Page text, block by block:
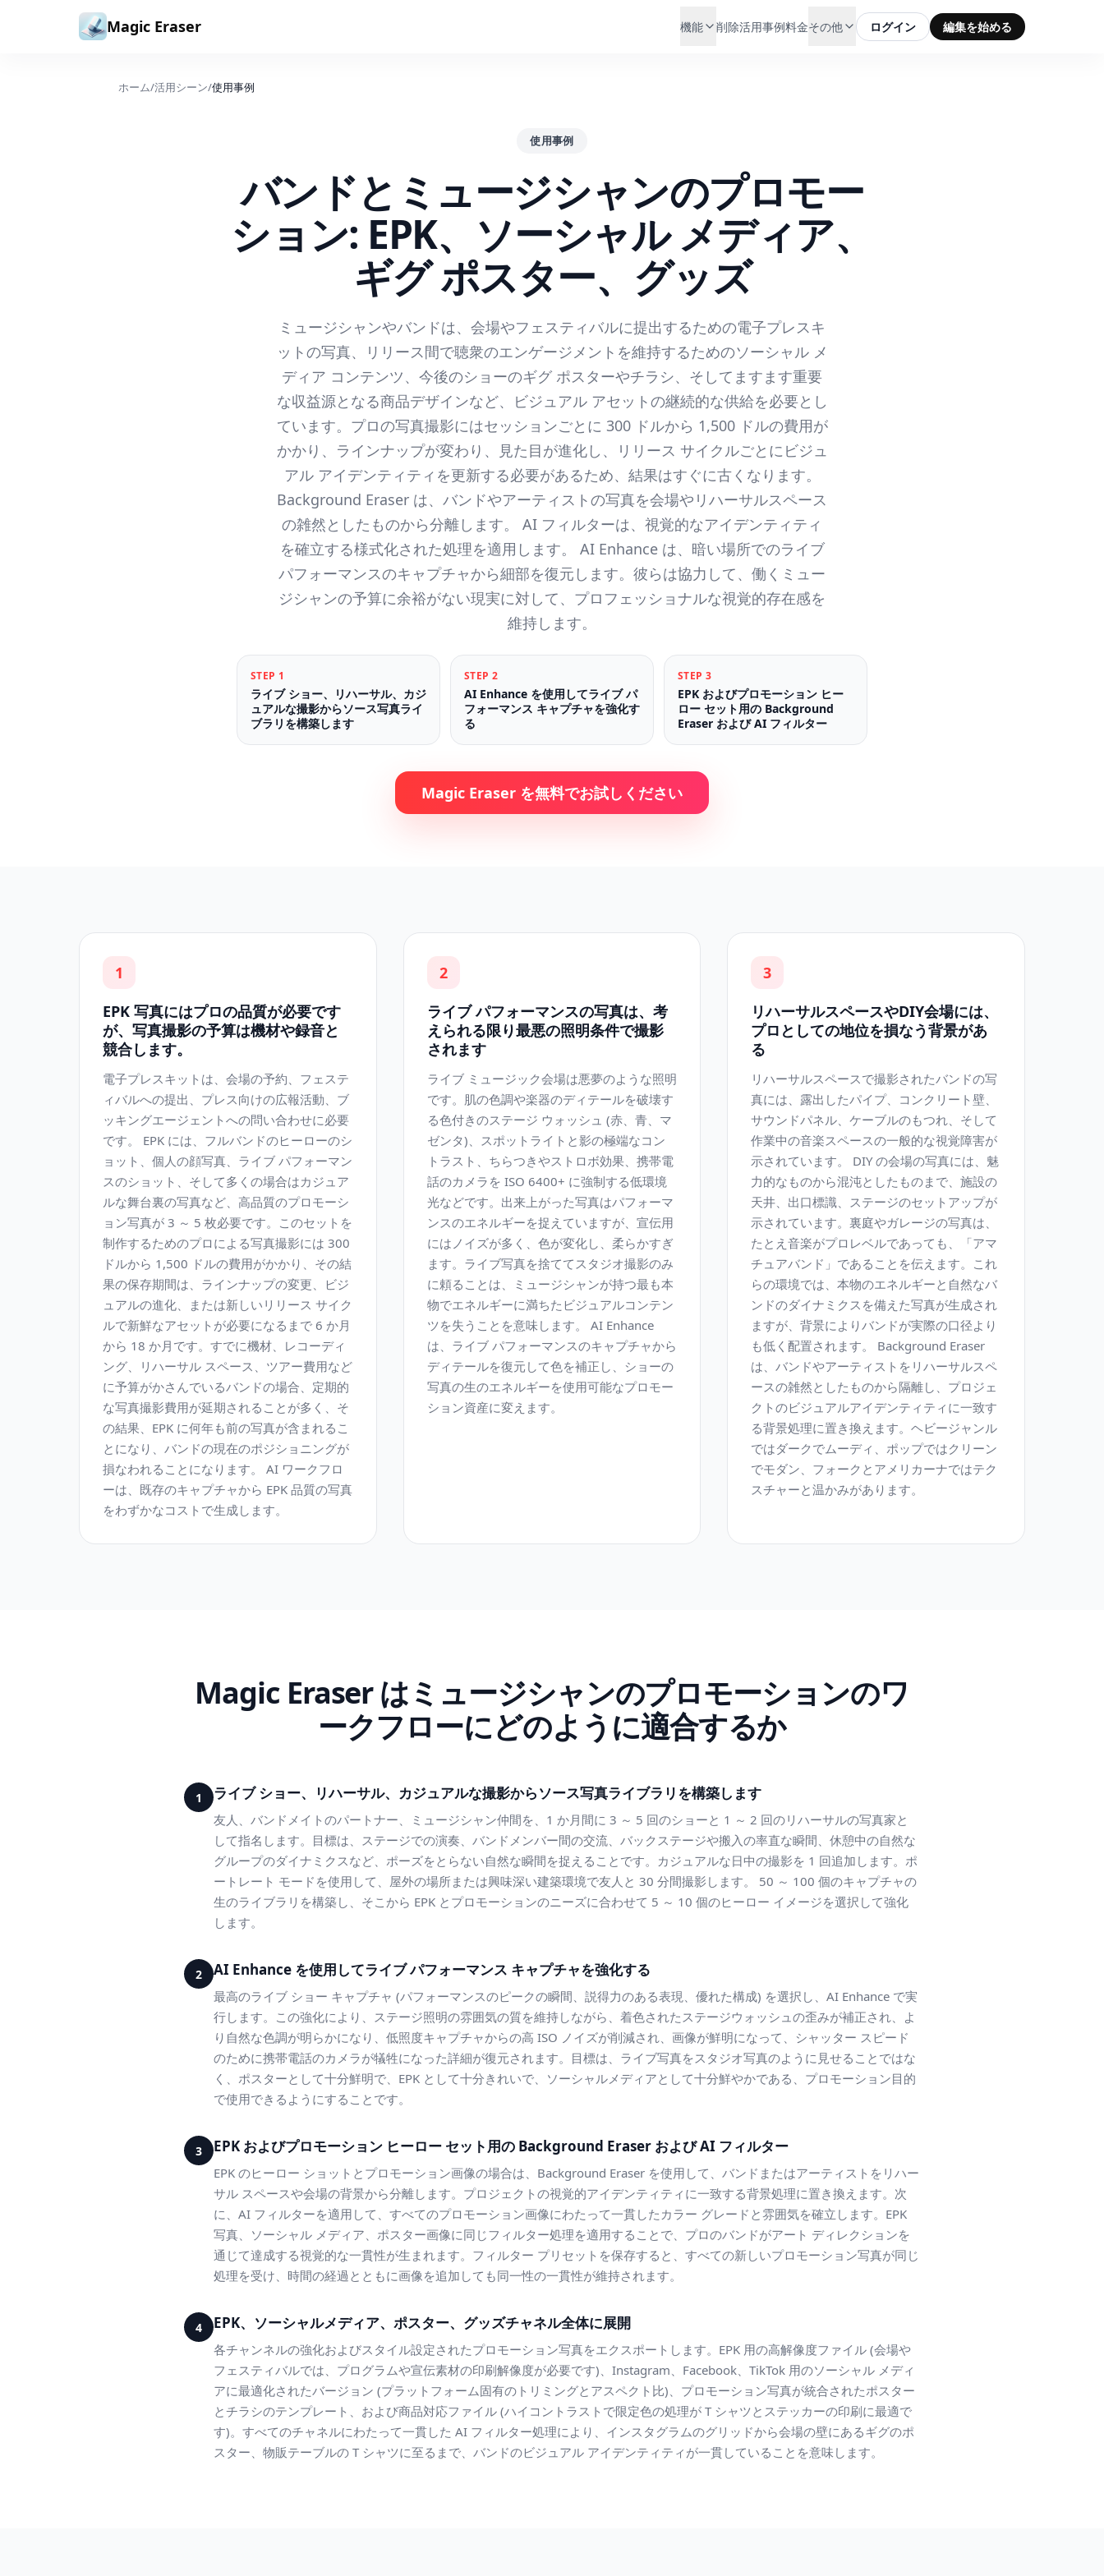
コンテンツへスキップ
Magic Eraser 機能 削除活用事例料金その他 ログイン 編集を始める
ホーム/活用シーン/使用事例
使用事例
バンドとミュージシャンのプロモー
ション: EPK、ソーシャル メディア、
ギグ ポスター、グッズ
ミュージシャンやバンドは、会場やフェスティバルに提出するための電子プレスキ
ットの写真、リリース間で聴衆のエンゲージメントを維持するためのソーシャル メ
ディア コンテンツ、今後のショーのギグ ポスターやチラシ、そしてますます重要
な収益源となる商品デザインなど、ビジュアル アセットの継続的な供給を必要とし
ています。プロの写真撮影にはセッションごとに 300 ドルから 1,500 ドルの費用が
かかり、ラインナップが変わり、見た目が進化し、リリース サイクルごとにビジュ
アル アイデンティティを更新する必要があるため、結果はすぐに古くなります。
Background Eraser は、バンドやアーティストの写真を会場やリハーサルスペース
の雑然としたものから分離します。 AI フィルターは、視覚的なアイデンティティ
を確立する様式化された処理を適用します。 AI Enhance は、暗い場所でのライブ
パフォーマンスのキャプチャから細部を復元します。彼らは協力して、働くミュー
ジシャンの予算に余裕がない現実に対して、プロフェッショナルな視覚的存在感を
維持します。
STEP 1
ライブ ショー、リハーサル、カジ
ュアルな撮影からソース写真ライ
ブラリを構築します
STEP 2
AI Enhance を使用してライブ パ
フォーマンス キャプチャを強化す
る
STEP 3
EPK およびプロモーション ヒー
ロー セット用の Background
Eraser および AI フィルター
Magic Eraser を無料でお試しください
1
EPK 写真にはプロの品質が必要です
が、写真撮影の予算は機材や録音と
競合します。
電子プレスキットは、会場の予約、フェステ
ィバルへの提出、プレス向けの広報活動、ブ
ッキングエージェントへの問い合わせに必要
です。 EPK には、フルバンドのヒーローのシ
ョット、個人の顔写真、ライブ パフォーマン
スのショット、そして多くの場合はカジュア
ルな舞台裏の写真など、高品質のプロモーシ
ョン写真が 3 ～ 5 枚必要です。このセットを
制作するためのプロによる写真撮影には 300
ドルから 1,500 ドルの費用がかかり、その結
果の保存期間は、ラインナップの変更、ビジ
ュアルの進化、または新しいリリース サイク
ルで新鮮なアセットが必要になるまで 6 か月
から 18 か月です。すでに機材、レコーディ
ング、リハーサル スペース、ツアー費用など
に予算がかさんでいるバンドの場合、定期的
な写真撮影費用が延期されることが多く、そ
の結果、EPK に何年も前の写真が含まれるこ
とになり、バンドの現在のポジショニングが
損なわれることになります。 AI ワークフロ
ーは、既存のキャプチャから EPK 品質の写真
をわずかなコストで生成します。
2
ライブ パフォーマンスの写真は、考
えられる限り最悪の照明条件で撮影
されます
ライブ ミュージック会場は悪夢のような照明
です。肌の色調や楽器のディテールを破壊す
る色付きのステージ ウォッシュ (赤、青、マ
ゼンタ)、スポットライトと影の極端なコン
トラスト、ちらつきやストロボ効果、携帯電
話のカメラを ISO 6400+ に強制する低環境
光などです。出来上がった写真はパフォーマ
ンスのエネルギーを捉えていますが、宣伝用
にはノイズが多く、色が変化し、柔らかすぎ
ます。ライブ写真を捨ててスタジオ撮影のみ
に頼ることは、ミュージシャンが持つ最も本
物でエネルギーに満ちたビジュアルコンテン
ツを失うことを意味します。 AI Enhance
は、ライブ パフォーマンスのキャプチャから
ディテールを復元して色を補正し、ショーの
写真の生のエネルギーを使用可能なプロモー
ション資産に変えます。
3
リハーサルスペースやDIY会場には、
プロとしての地位を損なう背景があ
る
リハーサルスペースで撮影されたバンドの写
真には、露出したパイプ、コンクリート壁、
サウンドパネル、ケーブルのもつれ、そして
作業中の音楽スペースの一般的な視覚障害が
示されています。 DIY の会場の写真には、魅
力的なものから混沌としたものまで、施設の
天井、出口標識、ステージのセットアップが
示されています。裏庭やガレージの写真は、
たとえ音楽がプロレベルであっても、「アマ
チュアバンド」であることを伝えます。これ
らの環境では、本物のエネルギーと自然なバ
ンドのダイナミクスを備えた写真が生成され
ますが、背景によりバンドが実際の口径より
も低く配置されます。 Background Eraser
は、バンドやアーティストをリハーサルスペ
ースの雑然としたものから隔離し、プロジェ
クトのビジュアルアイデンティティに一致す
る背景処理に置き換えます。ヘビージャンル
ではダークでムーディ、ポップではクリーン
でモダン、フォークとアメリカーナではテク
スチャーと温かみがあります。
Magic Eraser はミュージシャンのプロモーションのワ
ークフローにどのように適合するか
1 ライブ ショー、リハーサル、カジュアルな撮影からソース写真ライブラリを構築します
友人、バンドメイトのパートナー、ミュージシャン仲間を、1 か月間に 3 ～ 5 回のショーと 1 ～ 2 回のリハーサルの写真家と
して指名します。目標は、ステージでの演奏、バンドメンバー間の交流、バックステージや搬入の率直な瞬間、休憩中の自然な
グループのダイナミクスなど、ポーズをとらない自然な瞬間を捉えることです。カジュアルな日中の撮影を 1 回追加します。ポ
ートレート モードを使用して、屋外の場所または興味深い建築環境で友人と 30 分間撮影します。 50 ～ 100 個のキャプチャの
生のライブラリを構築し、そこから EPK とプロモーションのニーズに合わせて 5 ～ 10 個のヒーロー イメージを選択して強化
します。
2 AI Enhance を使用してライブ パフォーマンス キャプチャを強化する
最高のライブ ショー キャプチャ (パフォーマンスのピークの瞬間、説得力のある表現、優れた構成) を選択し、AI Enhance で実
行します。この強化により、ステージ照明の雰囲気の質を維持しながら、着色されたステージウォッシュの歪みが補正され、よ
り自然な色調が明らかになり、低照度キャプチャからの高 ISO ノイズが削減され、画像が鮮明になって、シャッター スピード
のために携帯電話のカメラが犠牲になった詳細が復元されます。目標は、ライブ写真をスタジオ写真のように見せることではな
く、ポスターとして十分鮮明で、EPK として十分きれいで、ソーシャルメディアとして十分鮮やかである、プロモーション目的
で使用できるようにすることです。
3 EPK およびプロモーション ヒーロー セット用の Background Eraser および AI フィルター
EPK のヒーロー ショットとプロモーション画像の場合は、Background Eraser を使用して、バンドまたはアーティストをリハー
サル スペースや会場の背景から分離します。プロジェクトの視覚的アイデンティティに一致する背景処理に置き換えます。次
に、AI フィルターを適用して、すべてのプロモーション画像にわたって一貫したカラー グレードと雰囲気を確立します。EPK
写真、ソーシャル メディア、ポスター画像に同じフィルター処理を適用することで、プロのバンドがアート ディレクションを
通じて達成する視覚的な一貫性が生まれます。フィルター プリセットを保存すると、すべての新しいプロモーション写真が同じ
処理を受け、時間の経過とともに画像を追加しても同一性の一貫性が維持されます。
4 EPK、ソーシャルメディア、ポスター、グッズチャネル全体に展開
各チャンネルの強化およびスタイル設定されたプロモーション写真をエクスポートします。EPK 用の高解像度ファイル (会場や
フェスティバルでは、プログラムや宣伝素材の印刷解像度が必要です)、Instagram、Facebook、TikTok 用のソーシャル メディ
アに最適化されたバージョン (プラットフォーム固有のトリミングとアスペクト比)、プロモーション写真が統合されたポスター
とチラシのテンプレート、および商品対応ファイル (ハイコントラストで限定色の処理が T シャツとステッカーの印刷に最適で
す)。すべてのチャネルにわたって一貫した AI フィルター処理により、インスタグラムのグリッドから会場の壁にあるギグのポ
スター、物販テーブルの T シャツに至るまで、バンドのビジュアル アイデンティティが一貫していることを意味します。